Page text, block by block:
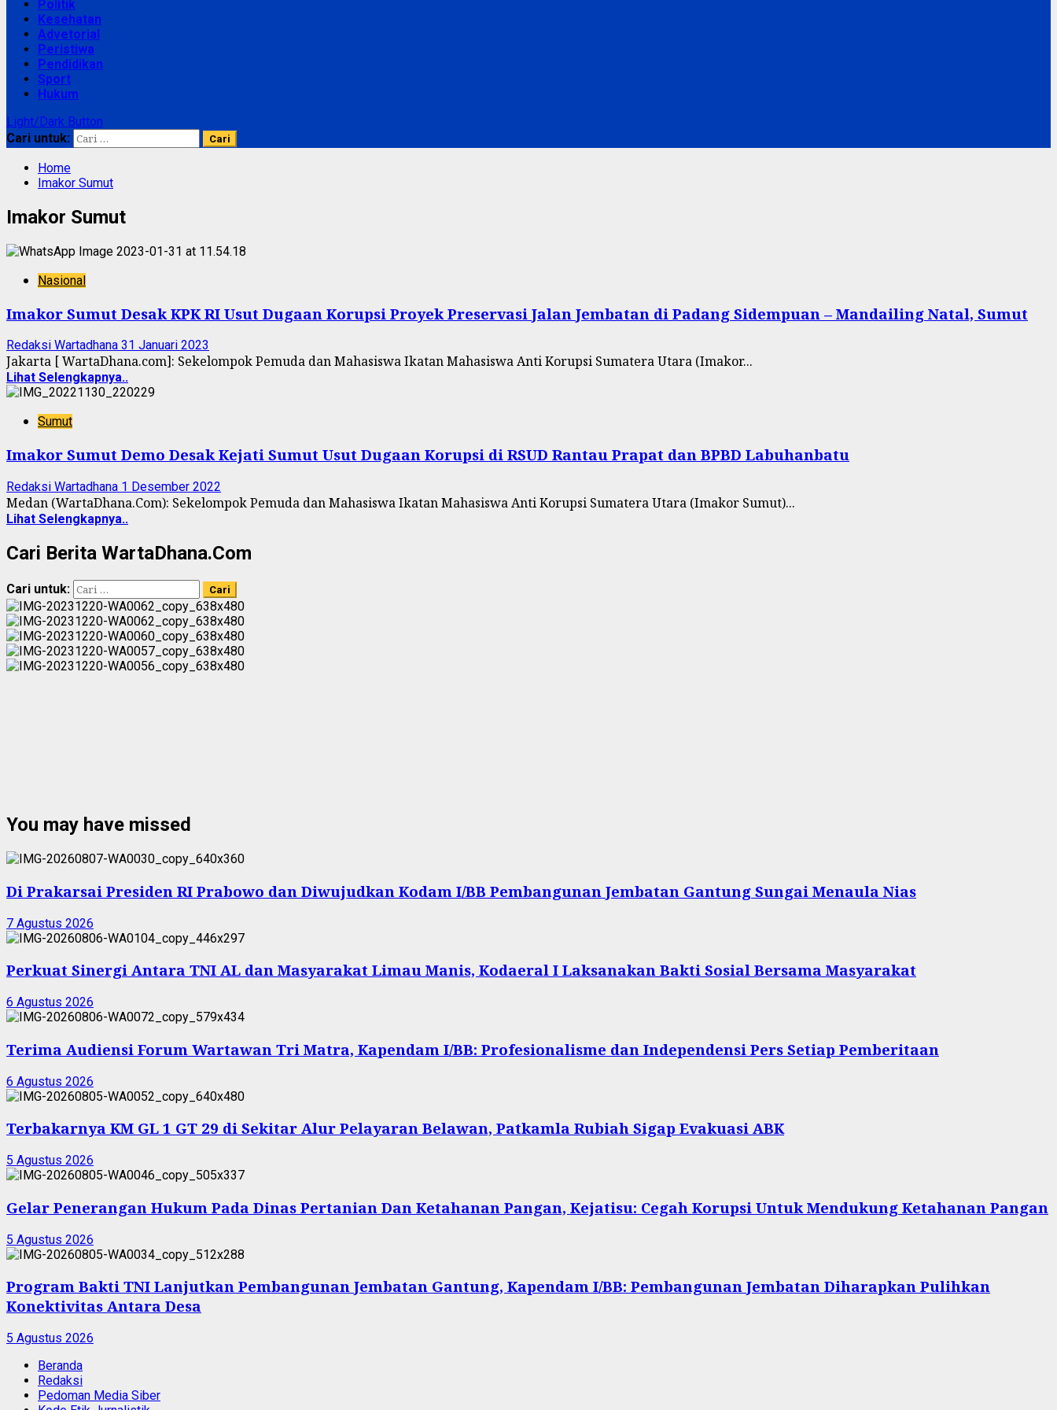
Politik
Kesehatan
Advetorial
Peristiwa
Pendidikan
Sport
Hukum
Light/Dark Button
Cari untuk:
Home
Imakor Sumut
Imakor Sumut
Nasional
Imakor Sumut Desak KPK RI Usut Dugaan Korupsi Proyek Preservasi Jalan Jembatan di Padang Sidempuan – Mandailing Natal, Sumut
Redaksi Wartadhana 31 Januari 2023
Jakarta [ WartaDhana.com]: Sekelompok Pemuda dan Mahasiswa Ikatan Mahasiswa Anti Korupsi Sumatera Utara (Imakor...
Lihat Selengkapnya..
Sumut
Imakor Sumut Demo Desak Kejati Sumut Usut Dugaan Korupsi di RSUD Rantau Prapat dan BPBD Labuhanbatu
Redaksi Wartadhana 1 Desember 2022
Medan (WartaDhana.Com): Sekelompok Pemuda dan Mahasiswa Ikatan Mahasiswa Anti Korupsi Sumatera Utara (Imakor Sumut)...
Lihat Selengkapnya..
Cari Berita WartaDhana.Com
Cari untuk:
You may have missed
Di Prakarsai Presiden RI Prabowo dan Diwujudkan Kodam I/BB Pembangunan Jembatan Gantung Sungai Menaula Nias
7 Agustus 2026
Perkuat Sinergi Antara TNI AL dan Masyarakat Limau Manis, Kodaeral I Laksanakan Bakti Sosial Bersama Masyarakat
6 Agustus 2026
Terima Audiensi Forum Wartawan Tri Matra, Kapendam I/BB: Profesionalisme dan Independensi Pers Setiap Pemberitaan
6 Agustus 2026
Terbakarnya KM GL 1 GT 29 di Sekitar Alur Pelayaran Belawan, Patkamla Rubiah Sigap Evakuasi ABK
5 Agustus 2026
Gelar Penerangan Hukum Pada Dinas Pertanian Dan Ketahanan Pangan, Kejatisu: Cegah Korupsi Untuk Mendukung Ketahanan Pangan
5 Agustus 2026
Program Bakti TNI Lanjutkan Pembangunan Jembatan Gantung, Kapendam I/BB: Pembangunan Jembatan Diharapkan Pulihkan
Konektivitas Antara Desa
5 Agustus 2026
Beranda
Redaksi
Pedoman Media Siber